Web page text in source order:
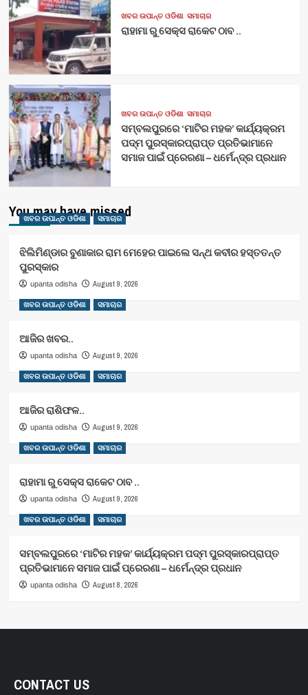
ଖବର ଉପାନ୍ତ ଓଡିଶା ସମାଚାର
ରାହାମା ରୁ ସେକ୍ସ ରାକେଟ ଠାବ ..
ଖବର ଉପାନ୍ତ ଓଡିଶା ସମାଚାର
ସମ୍ବଲପୁରରେ ‘ମାଟିର ମହକ’ କାର୍ଯ୍ୟକ୍ରମ
ପଦ୍ମ ପୁରସ୍କାରପ୍ରାପ୍ତ ପ୍ରତିଭାମାନେ
ସମାଜ ପାଇଁ ପ୍ରେରଣା – ଧର୍ମେନ୍ଦ୍ର ପ୍ରଧାନ
You may have missed
ଖବର ଉପାନ୍ତ ଓଡିଶା ସମାଚାର
ଝିଲିମିଣ୍ଡାର ବୁଣାକାର ରାମ ମେହେର ପାଇଲେ ସନ୍ଥ କବୀର ହସ୍ତତନ୍ତ
ପୁରସ୍କାର
upanta odisha August 9, 2026
ଖବର ଉପାନ୍ତ ଓଡିଶା ସମାଚାର
ଆଜିର ଖବର..
upanta odisha August 9, 2026
ଖବର ଉପାନ୍ତ ଓଡିଶା ସମାଚାର
ଆଜିର ରାଶିଫଳ..
upanta odisha August 9, 2026
ଖବର ଉପାନ୍ତ ଓଡିଶା ସମାଚାର
ରାହାମା ରୁ ସେକ୍ସ ରାକେଟ ଠାବ ..
upanta odisha August 9, 2026
ଖବର ଉପାନ୍ତ ଓଡିଶା ସମାଚାର
ସମ୍ବଲପୁରରେ ‘ମାଟିର ମହକ’ କାର୍ଯ୍ୟକ୍ରମ ପଦ୍ମ ପୁରସ୍କାରପ୍ରାପ୍ତ
ପ୍ରତିଭାମାନେ ସମାଜ ପାଇଁ ପ୍ରେରଣା – ଧର୍ମେନ୍ଦ୍ର ପ୍ରଧାନ
upanta odisha August 8, 2026
CONTACT US